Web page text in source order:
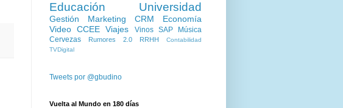
Educación
Universidad
Gestión Marketing CRM
Economía
Video CCEE Viajes Vinos SAP
Música
Cervezas
Rumores 2.0 RRHH
Contabilidad
TVDigital
Tweets por @gbudino
Vuelta al Mundo en 180 días